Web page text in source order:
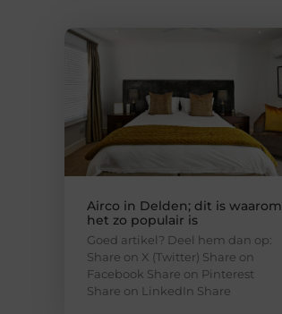
Airco in Delden; dit is waarom
het zo populair is
Goed artikel? Deel hem dan op:
Share on X (Twitter) Share on
Facebook Share on Pinterest
Share on LinkedIn Share